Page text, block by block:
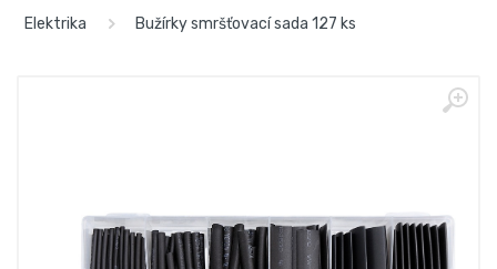
Elektrika Bužírky smršťovací sada 127 ks